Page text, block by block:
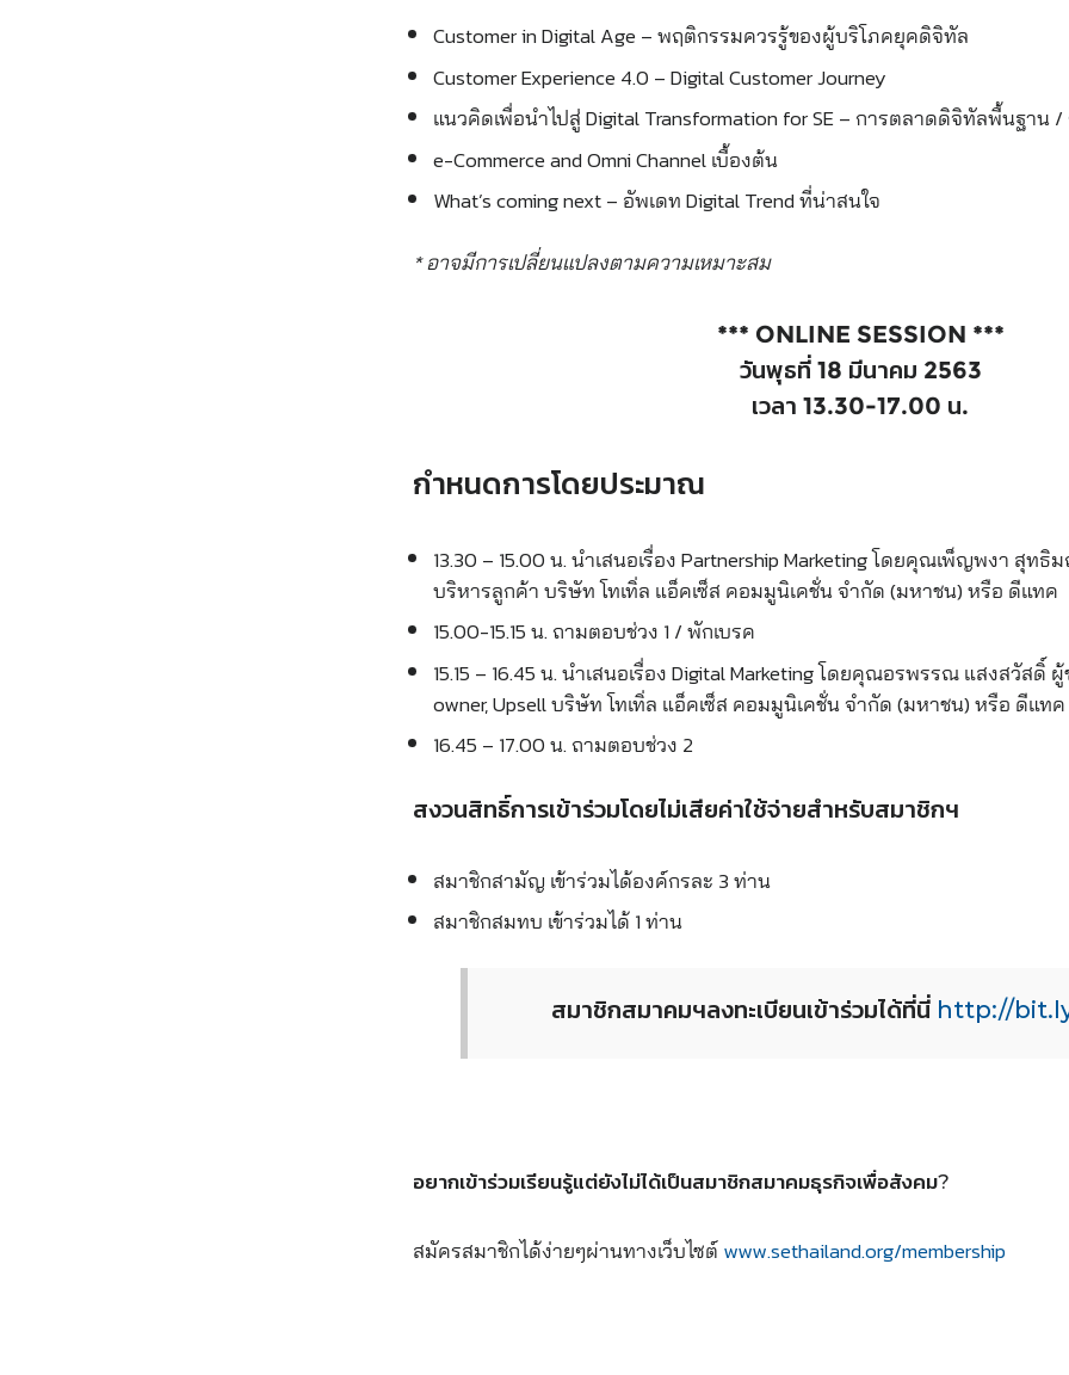
Customer in Digital Age – พฤติกรรมควรรู้ของผู้บริโภคยุคดิจิทัล
Customer Experience 4.0 – Digital Customer Journey
แนวคิดเพื่อนำไปสู่ Digital Transformation for SE – การตลาดดิจิทัลพื้นฐา
e-Commerce and Omni Channel เบื้องต้น
What’s coming next – อัพเดท Digital Trend ที่น่าสนใจ
* อาจมีการเปลี่ยนแปลงตามความเหมาะสม
*** ONLINE SESSION ***
วันพุธที่ 18 มีนาคม 2563
เวลา 13.30-17.00 น.
กำหนดการโดยประมาณ
13.30 – 15.00 น. นำเสนอเรื่อง Partnership Marketing โดยคุณเพ็ญพงา สุท
บริหารลูกค้า บริษัท โทเทิ่ล แอ็คเซ็ส คอมมูนิเคชั่น จำกัด (มหาชน) หรือ ดีแทค
15.00-15.15 น. ถามตอบช่วง 1 / พักเบรค
15.15 – 16.45 น. นำเสนอเรื่อง Digital Marketing โดยคุณอรพรรณ แสงสวัสดิ์
owner, Upsell บริษัท โทเทิ่ล แอ็คเซ็ส คอมมูนิเคชั่น จำกัด (มหาชน) หรือ ดีแทค
16.45 – 17.00 น. ถามตอบช่วง 2
สงวนสิทธิ์การเข้าร่วมโดยไม่เสียค่าใช้จ่ายสำหรับสมาชิกฯ
สมาชิกสามัญ เข้าร่วมได้องค์กรละ 3 ท่าน
สมาชิกสมทบ เข้าร่วมได้ 1 ท่าน
สมาชิกสมาคมฯลงทะเบียนเข้าร่วมได้ที่นี่ http://
อยากเข้าร่วมเรียนรู้แต่ยังไม่ได้เป็นสมาชิกสมาคมธุรกิจเพื่อสังคม?
สมัครสมาชิกได้ง่ายๆผ่านทางเว็บไซต์www.sethailand.org/membership